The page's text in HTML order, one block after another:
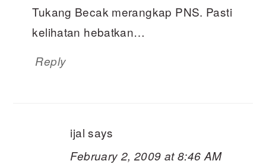
Tukang Becak merangkap PNS. Pasti
kelihatan hebatkan…
Reply
ijal says
February 2, 2009 at 8:46 AM